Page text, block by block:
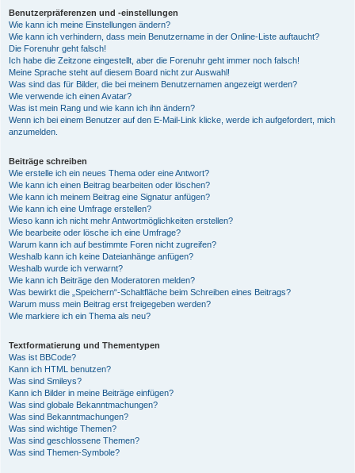
Benutzerpräferenzen und -einstellungen
Wie kann ich meine Einstellungen ändern?
Wie kann ich verhindern, dass mein Benutzername in der Online-Liste auftaucht?
Die Forenuhr geht falsch!
Ich habe die Zeitzone eingestellt, aber die Forenuhr geht immer noch falsch!
Meine Sprache steht auf diesem Board nicht zur Auswahl!
Was sind das für Bilder, die bei meinem Benutzernamen angezeigt werden?
Wie verwende ich einen Avatar?
Was ist mein Rang und wie kann ich ihn ändern?
Wenn ich bei einem Benutzer auf den E-Mail-Link klicke, werde ich aufgefordert, mich
anzumelden.
Beiträge schreiben
Wie erstelle ich ein neues Thema oder eine Antwort?
Wie kann ich einen Beitrag bearbeiten oder löschen?
Wie kann ich meinem Beitrag eine Signatur anfügen?
Wie kann ich eine Umfrage erstellen?
Wieso kann ich nicht mehr Antwortmöglichkeiten erstellen?
Wie bearbeite oder lösche ich eine Umfrage?
Warum kann ich auf bestimmte Foren nicht zugreifen?
Weshalb kann ich keine Dateianhänge anfügen?
Weshalb wurde ich verwarnt?
Wie kann ich Beiträge den Moderatoren melden?
Was bewirkt die „Speichern“-Schaltfläche beim Schreiben eines Beitrags?
Warum muss mein Beitrag erst freigegeben werden?
Wie markiere ich ein Thema als neu?
Textformatierung und Thementypen
Was ist BBCode?
Kann ich HTML benutzen?
Was sind Smileys?
Kann ich Bilder in meine Beiträge einfügen?
Was sind globale Bekanntmachungen?
Was sind Bekanntmachungen?
Was sind wichtige Themen?
Was sind geschlossene Themen?
Was sind Themen-Symbole?